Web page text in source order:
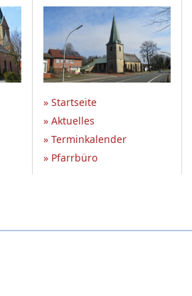
» Startseite
» Aktuelles
» Terminkalender
» Pfarrbüro